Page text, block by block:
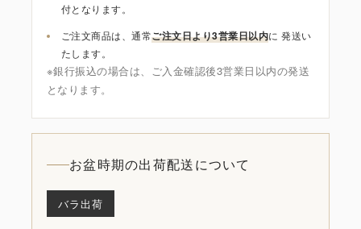
付となります。
ご注文商品は、通常ご注文日より3営業日以内に 発送い
たします。
※銀行振込の場合は、ご入金確認後3営業日以内の発送
となります。
お盆時期の出荷配送について
バラ出荷